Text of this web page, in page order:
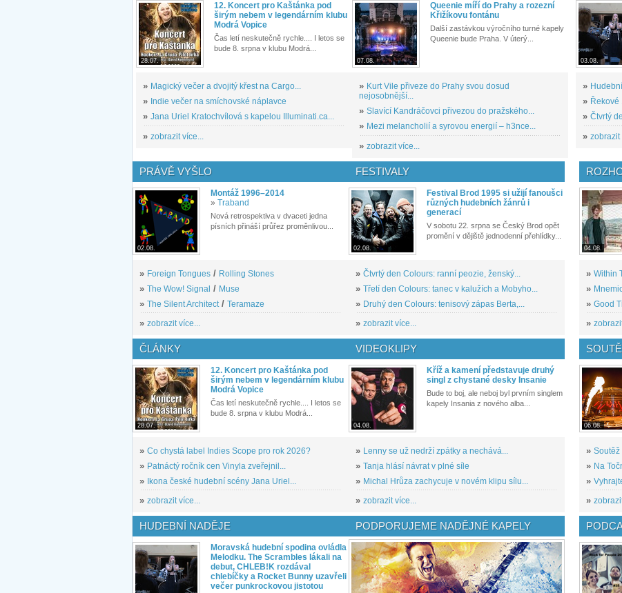
28.07.
12. Koncert pro Kaštánka pod
širým nebem v legendárním klubu
Modrá Vopice
Čas letí neskutečně rychle.... I letos se
bude 8. srpna v klubu Modrá...
» Magický večer a dvojitý křest na Cargo...
» Indie večer na smíchovské náplavce
» Jana Uriel Kratochvílová s kapelou Illuminati.ca...
» zobrazit více...
07.08.
Queenie míří do Prahy a rozezní
Křižíkovu fontánu
Další zastávkou výročního turné kapely
Queenie bude Praha. V úterý...
» Kurt Vile přiveze do Prahy svou dosud
nejosobnější...
» Slavící Kandráčovci přivezou do pražského...
» Mezi melancholií a syrovou energií – h3nce...
» zobrazit více...
03.08.
»
»
» Čtvrtý
» zobrazit
PRÁVĚ VYŠLO
02.08.
Montáž 1996–2014
» Traband
Nová retrospektiva v dvaceti jedna
písních přináší průřez proměnlivou...
» Foreign Tongues / Rolling Stones
» The Wow! Signal / Muse
» The Silent Architect / Teramaze
» zobrazit více...
FESTIVALY
02.08.
Festival Brod 1995 si užijí fanoušci
různých hudebních žánrů i
generací
V sobotu 22. srpna se Český Brod opět
promění v dějiště jednodenní přehlídky...
» Čtvrtý den Colours: ranní peozie, ženský...
» Třetí den Colours: tanec v kalužích a Mobyho...
» Druhý den Colours: tenisový zápas Berta,...
» zobrazit více...
04.08.
» Within
»
» Good
»
ČLÁNKY
28.07.
12. Koncert pro Kaštánka pod
širým nebem v legendárním klubu
Modrá Vopice
Čas letí neskutečně rychle.... I letos se
bude 8. srpna v klubu Modrá...
» Co chystá label Indies Scope pro rok 2026?
» Patnáctý ročník cen Vinyla zveřejnil...
»
Ikona české hudební scény Jana Uriel...
» zobrazit více...
VIDEOKLIPY
04.08.
Kříž a kamení představuje druhý
singl z chystané desky Insanie
Bude to boj, ale neboj byl prvním singlem
kapely Insania z nového alba...
» Lenny se už nedrží zpátky a nechává...
» Tanja hlásí návrat v plné síle
» Michal Hrůza zachycuje v novém klipu sílu...
» zobrazit více...
06.08.
» Soutěž
» Na
»
»
HUDEBNÍ NADĚJE
Moravská hudební spodina ovládla
Melodku. The Scrambles lákali na
debut, CHLEB!K rozdával
chlebíčky a Rocket Bunny uzavřeli
večer punkrockovou jistotou
PODPORUJEME NADĚJNÉ KAPELY